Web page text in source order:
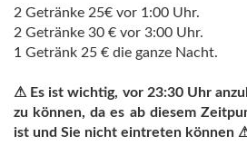
2 Getränke 25€ vor 1:00 Uhr.
2 Getränke 30 € vor 3:00 Uhr.
1 Getränk 25 € die ganze Nacht.
⚠ Es ist wichtig, vor 23:30 Uhr
zu können, da es ab diesem
ist und Sie nicht eintreten können